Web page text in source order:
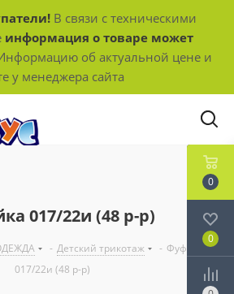
В связи с техническими
информация о товаре может
об актуальной цене и
у менеджера сайта
017/22и (48 р-р)
- Детский трикотаж - Фуфайка
017/22и (48 р-р)
0
0